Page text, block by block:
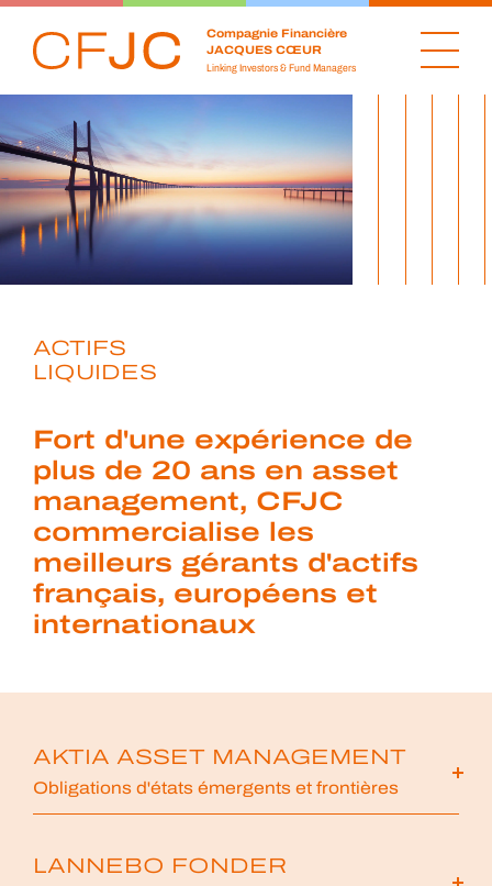
Compagnie Financière
JACQUES CŒUR
Linking Investors & Fund Managers
ACTIFS
LIQUIDES
Fort d'une expérience de
plus de 20 ans en asset
management, CFJC
commercialise les
meilleurs gérants d'actifs
français, européens et
internationaux
AKTIA ASSET MANAGEMENT
Obligations d'états émergents et frontières
LANNEBO FONDER